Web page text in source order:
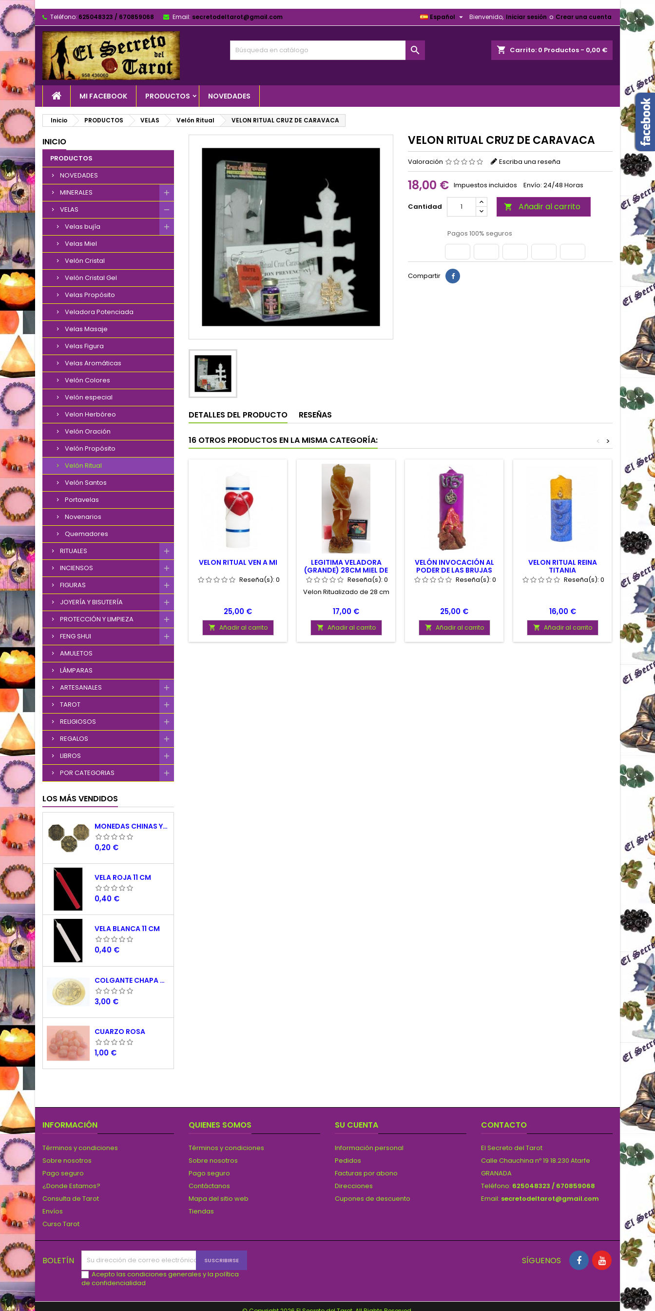
Teléfono: 625048323 / 670859068 Email: secretodeltarot@gmail.com Bienvenido, Iniciar sesión o Crear una cuenta
Español 
shopping_cart Carrito: 0 Productos - 0,00 €

MI FACEBOOK PRODUCTOS NOVEDADES
Inicio PRODUCTOS VELAS Velón Ritual VELON RITUAL CRUZ DE CARAVACA
INICIO
PRODUCTOS
NOVEDADES
MINERALES
VELAS
Velas bujía
Velas Miel
Velón Cristal
Velón Cristal Gel
Velas Propósito
Veladora Potenciada
Velas Masaje
Velas Figura
Velas Aromáticas
Velón Colores
Velón especial
Velon Herbóreo
Velón Oración
Velón Propósito
Velón Ritual
Velón Santos
Portavelas
Novenarios
Quemadores
RITUALES
INCIENSOS
FIGURAS
JOYERÍA Y BISUTERÍA
PROTECCIÓN Y LIMPIEZA
FENG SHUI
AMULETOS
LÁMPARAS
ARTESANALES
TAROT
RELIGIOSOS
REGALOS
LIBROS
POR CATEGORIAS
LOS MÁS VENDIDOS
MONEDAS CHINAS YING YANG
Precio
0,20 €
VELA ROJA 11 CM
Precio
0,40 €
VELA BLANCA 11 CM
Precio
0,40 €
COLGANTE CHAPA NACAR TETRAGRAMATON 5 CM
Precio
3,00 €
CUARZO ROSA
Precio
1,00 €
VELON RITUAL CRUZ DE CARAVACA
Valoración Escriba una reseña
18,00 € Impuestos incluidos Envío: 24/48 Horas
Cantidad  Añadir al carrito
Pagos 100% seguros
Compartir
DETALLES DEL PRODUCTO RESEÑAS
16 OTROS PRODUCTOS EN LA MISMA CATEGORÍA: >
<
VELON RITUAL VEN A MI
Reseña(s): 0
Precio
25,00 €
 Añadir al carrito
LEGITIMA VELADORA
(GRANDE) 28CM MIEL DE
AMORReseña(s): 0
Velon Ritualizado de 28 cm
Precio
17,00 €
 Añadir al carrito
VELÓN INVOCACIÓN AL
PODER DE LAS BRUJAS
Reseña(s): 0
Precio
25,00 €
 Añadir al carrito
VELON RITUAL REINA
TITANIA
Reseña(s): 0
Precio
16,00 €
 Añadir al carrito
MANO

INFORMACIÓN
Términos y condiciones
Sobre nosotros
Pago seguro
¿Donde Estamos?
Consulta de Tarot
Envíos
Curso Tarot
QUIENES SOMOS
Términos y condiciones
Sobre nosotros
Pago seguro
Contáctanos
Mapa del sitio web
Tiendas
SU CUENTA
Información personal
Pedidos
Facturas por abono
Direcciones
Cupones de descuento
CONTACTO
El Secreto del Tarot
Calle Chauchina nº 19 18.230 Atarfe
GRANADA
Teléfono: 625048323 / 670859068
Email: secretodeltarot@gmail.com
BOLETÍN
Acepto las condiciones generales y la política
de confidencialidad
SÍGUENOS